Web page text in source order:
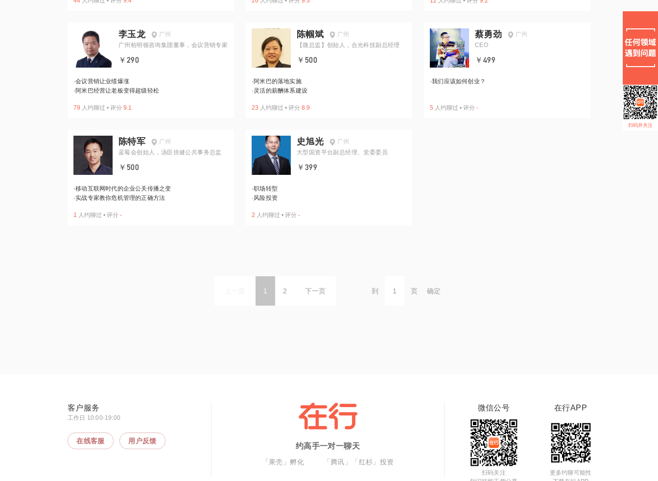
李玉龙
广州
广州柏明顿咨询集团董事，会议营销专家
￥290
·会议营销让业绩爆涨
·阿米巴经营让老板变得超级轻松
79 人约聊过 • 评分 9.1
陈帼斌
广州
【微总监】创始人，合光科技副总经理
￥500
·阿米巴的落地实施
·灵活的薪酬体系建设
23 人约聊过 • 评分 8.9
蔡勇劲
广州
CEO
￥499
·我们应该如何创业？
5 人约聊过 • 评分 -
陈特军
广州
蓝莓会创始人，汤臣倍健公共事务总监
￥500
·移动互联网时代的企业公关传播之变
·实战专家教你危机管理的正确方法
1 人约聊过 • 评分 -
史旭光
广州
大型国资平台副总经理、党委委员
￥399
·职场转型
·风险投资
2 人约聊过 • 评分 -
1 2 下一页 到 页 确定
扫码并关注
客户服务
工作日 10:00-19:00
在线客服 用户反馈
约高手一对一聊天
「果壳」孵化 「腾讯」「红杉」投资
微信公号
扫码关注
在行APP
更多约聊可能性